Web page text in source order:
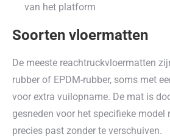
van het platform
Soorten vloermatten
De meeste reachtruckvloermatten
rubber of EPDM-rubber, soms met
voor extra vuilopname. De mat is
gesneden voor het specifieke model
precies past zonder te verschuiven.